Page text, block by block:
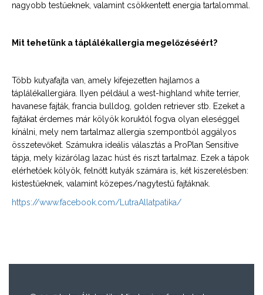
nagyobb testűeknek, valamint csökkentett energia tartalommal.
Mit tehetünk a táplálékallergia megelőzéséért?
Több kutyafajta van, amely kifejezetten hajlamos a
táplálékallergiára. Ilyen például a west-highland white terrier,
havanese fajták, francia bulldog, golden retriever stb. Ezeket a
fajtákat érdemes már kölyök koruktól fogva olyan eleséggel
kínálni, mely nem tartalmaz allergia szempontból aggályos
összetevőket. Számukra ideális választás a ProPlan Sensitive
tápja, mely kizárólag lazac húst és riszt tartalmaz. Ezek a tápok
elérhetőek kölyök, felnőtt kutyák számára is, két kiszerelésben:
kistestűeknek, valamint közepes/nagytestű fajtáknak.
https://www.facebook.com/LutraAllatpatika/